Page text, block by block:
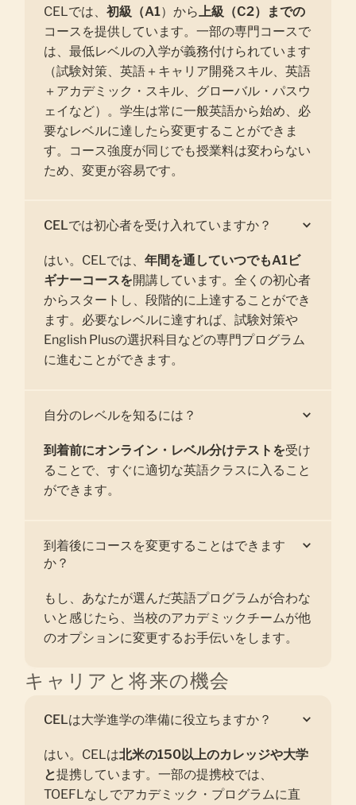
CELでは、初級（A1）から 上級（C2）までの
コースを提供しています。一部の専門コースで
は、最低レベルの入学が義務付けられています
（試験対策、英語＋キャリア開発スキル、英語
＋アカデミック・スキル、グローバル・パスウ
ェイなど）。学生は常に一般英語から始め、必
要なレベルに達したら変更することができま
す。コース強度が同じでも授業料は変わらない
ため、変更が容易です。
CELでは初心者を受け入れていますか？
はい。CELでは、年間を通していつでもA1ビ
ギナーコースを開講しています。全くの初心者
からスタートし、段階的に上達することができ
ます。必要なレベルに達すれば、試験対策や
English Plusの選択科目などの専門プログラム
に進むことができます。
自分のレベルを知るには？
到着前にオンライン・レベル分けテストを受け
ることで、すぐに適切な英語クラスに入ること
ができます。
到着後にコースを変更することはできます
か？
もし、あなたが選んだ英語プログラムが合わな
いと感じたら、当校のアカデミックチームが他
のオプションに変更するお手伝いをします。
キャリアと将来の機会
CELは大学進学の準備に役立ちますか？
はい。CELは北米の150以上のカレッジや大学
と提携しています。一部の提携校では、
TOEFLなしでアカデミック・プログラムに直